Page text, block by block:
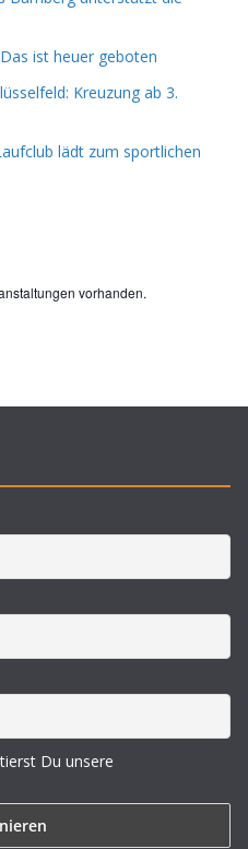
ist heuer geboten
Kreuzung ab 3.
lädt zum sportlichen
vorhanden.
Du unsere